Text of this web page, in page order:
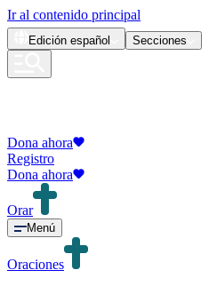
Ir al contenido principal
Edición español Secciones
Dona ahora
Registro
Dona ahora
Orar
Menú
Oraciones